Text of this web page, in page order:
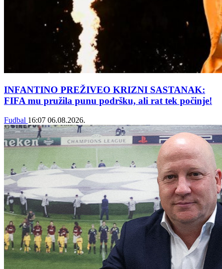
INFANTINO PREŽIVEO KRIZNI SASTANAK:
FIFA mu pružila punu podršku, ali rat tek počinje!
Fudbal 16:07 06.08.2026.